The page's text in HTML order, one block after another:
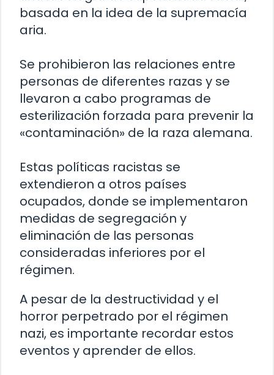
basada en la idea de la supremacía
aria.
Se prohibieron las relaciones entre
personas de diferentes razas y se
llevaron a cabo programas de
esterilización forzada para prevenir la
«contaminación» de la raza alemana.
Estas políticas racistas se
extendieron a otros países
ocupados, donde se implementaron
medidas de segregación y
eliminación de las personas
consideradas inferiores por el
régimen.
A pesar de la destructividad y el
horror perpetrado por el régimen
nazi, es importante recordar estos
eventos y aprender de ellos.